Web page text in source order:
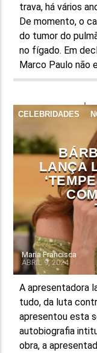
trava, há vários
De momento, o
do tumor do
no fígado. Em
Marco Paulo não
CELEBRIDADES
UNCATEGORIZED
LANÇA
Maria Francisca
ABRIL 9, 2024
A apresentadora
tudo, da luta
apresentou esta
autobiografia
obra, a